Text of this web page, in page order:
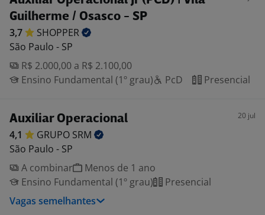
Guilherme / Osasco - SP
3,7
SHOPPER
São Paulo - SP
R$ 2.000,00 a R$ 2.100,00
Ensino Fundamental (1º grau)
PcD Presencial
Auxiliar Operacional 20 jul
4,1 GRUPO SRM
São Paulo - SP
A combinar
Menos de 1 ano
Ensino Fundamental (1º grau)
Presencial
Vagas semelhantes